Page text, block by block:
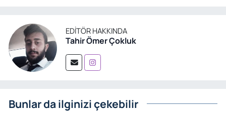
EDITÖR HAKKINDA
Tahir Ömer Çokluk
Bunlar da ilginizi çekebilir